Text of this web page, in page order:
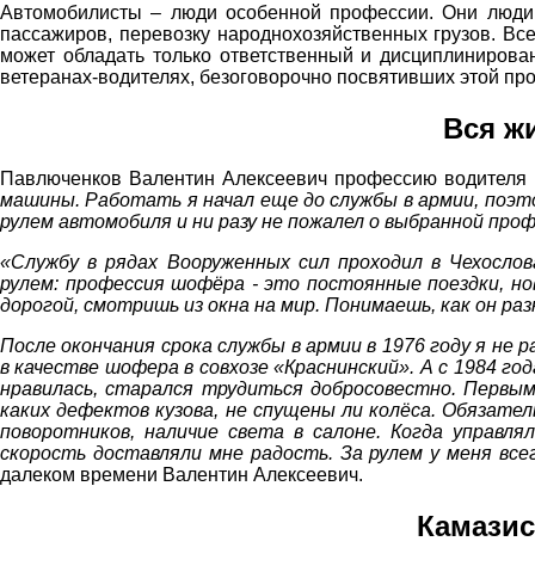
Автомобилисты – люди особенной профессии. Они люди
пассажиров, перевозку народнохозяйственных грузов.
может обладать только ответственный и
ветеранах-водителях, безоговорочно посвятивших этой
Вся
Павлюченков Валентин Алексеевич профессию
машины. Работать я начал еще до службы в армии,
рулем автомобиля и ни разу не пожалел о выбранной
«Службу в рядах Вооруженных сил проходил в
рулем: профессия шофёра - это постоянные поездки,
дорогой, смотришь из окна на мир. Понимаешь, как он
После окончания срока службы в армии в 1976 году я
в качестве шофера в совхозе «Краснинский». А с 1984
нравилась, старался трудиться добросовестно.
каких дефектов кузова, не спущены ли колёса.
поворотников, наличие света в салоне. Когда
скорость доставляли мне радость. За рулем у меня
далеком времени Валентин Алексеевич.